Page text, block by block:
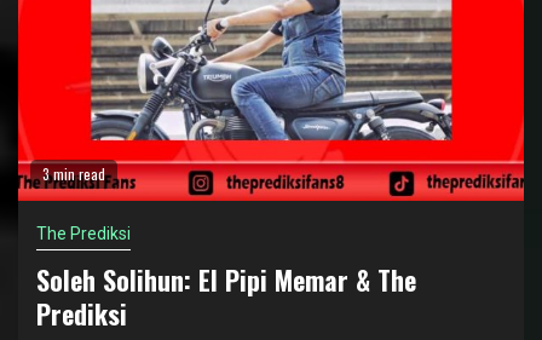
3 min read
The Prediksi
Soleh Solihun: El Pipi Memar & The
Prediksi